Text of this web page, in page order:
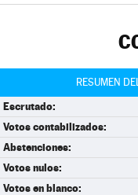
RESUMEN
Escrutado:
Votos contabilizados:
Abstenciones:
Votos nulos:
Votos en blanco: